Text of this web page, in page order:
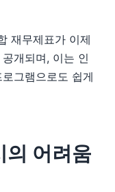
재무제표가 이제
개되며, 이는 인
그램으로도 쉽게
의 어려움